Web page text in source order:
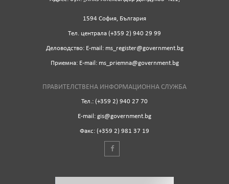
1594 София, България
Tел. централа (+359 2) 940 29 99
Деловодство: Е-mail: ms_register@government.bg
Приемна: Е-mail: ms_priemna@government.bg
ПРАВИТЕЛСТВЕНА ИНФОРМАЦИОННА СЛУЖБА
Тел.: (+359 2) 940 27 70
Е-mail: gis@government.bg
Факс: (+359 2) 981 37 19